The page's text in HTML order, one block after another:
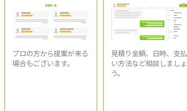
プロの方から提案が来る
場合もございます。
見積り金額、日時、支払
い方法など相談しましょ
う。